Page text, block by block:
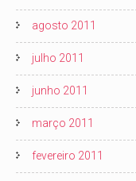
agosto 2011
julho 2011
junho 2011
março 2011
fevereiro 2011